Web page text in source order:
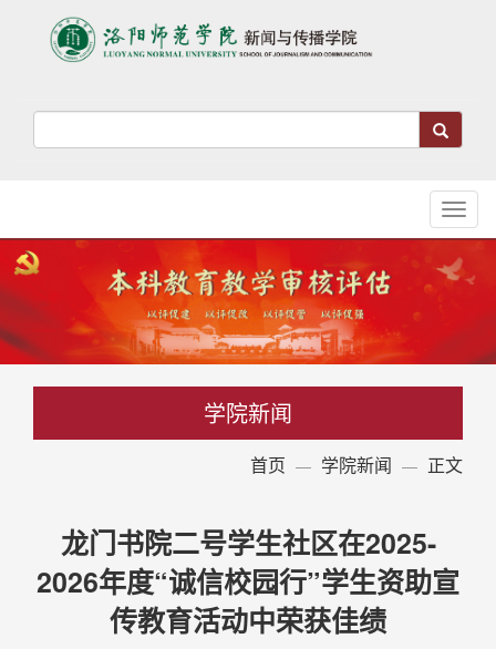
学院新闻
首页 学院新闻 正文
龙门书院二号学生社区在2025-
2026年度“诚信校园行”学生资助宣
传教育活动中荣获佳绩